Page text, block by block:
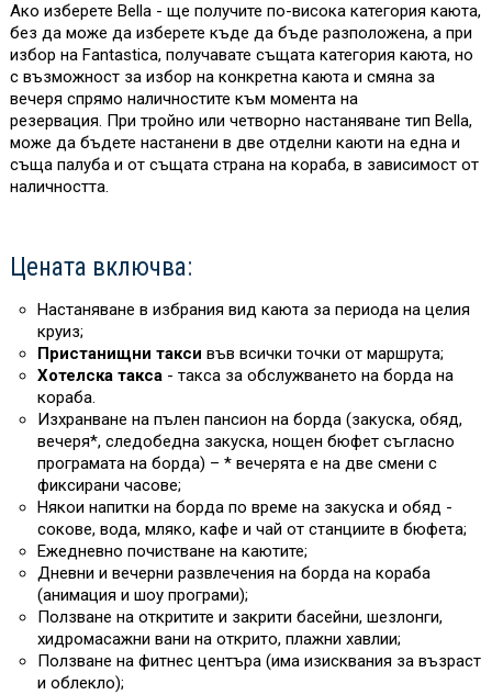
Ако изберете Bella - ще получите по-висока категория каюта,
без да може да изберете къде да бъде разположена, а при
избор на Fantastica, получавате същата категория каюта, но
с възможност за избор на конкретна каюта и смяна за
вечеря спрямо наличностите към момента на
резервация. При тройно или четворно настаняване тип Bella,
може да бъдете настанени в две отделни каюти на една и
съща палуба и от същата страна на кораба, в зависимост от
наличността.
Цената включва:
Настаняване в избрания вид каюта за периода на целия
круиз;
Пристанищни такси във всички точки от маршрута;
Хотелска такса - такса за обслужването на борда на
кораба.
Изхранване на пълен пансион на борда (закуска, обяд,
вечеря*, следобедна закуска, нощен бюфет съгласно
програмата на борда) – * вечерята е на две смени с
фиксирани часове;
Някои напитки на борда по време на закуска и обяд -
сокове, вода, мляко, кафе и чай от станциите в бюфета;
Ежедневно почистване на каютите;
Дневни и вечерни развлечения на борда на кораба
(анимация и шоу програми);
Ползване на откритите и закрити басейни, шезлонги,
хидромасажни вани на открито, плажни хавлии;
Ползване на фитнес центъра (има изисквания за възраст
и облекло);